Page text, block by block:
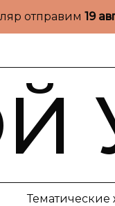
отправим 19
Тематические